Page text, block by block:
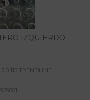
IZQUIERDO
115 TRENDLINE